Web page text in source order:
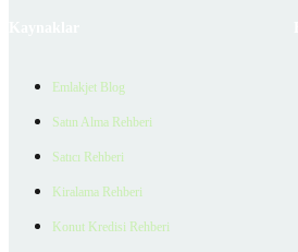
Emlakjet Blog
Satın Alma Rehberi
Satıcı Rehberi
Kiralama Rehberi
Konut Kredisi Rehberi